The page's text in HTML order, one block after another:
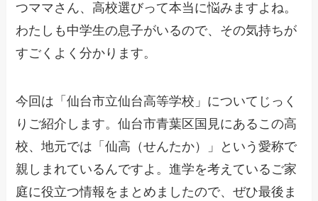
つママさん、高校選びって本当に悩みますよね。
わたしも中学生の息子がいるので、その気持ちが
すごくよく分かります。
今回は「仙台市立仙台高等学校」についてじっく
りご紹介します。仙台市青葉区国見にあるこの高
校、地元では「仙高（せんたか）」という愛称で
親しまれているんですよ。進学を考えているご家
庭に役立つ情報をまとめましたので、ぜひ最後ま